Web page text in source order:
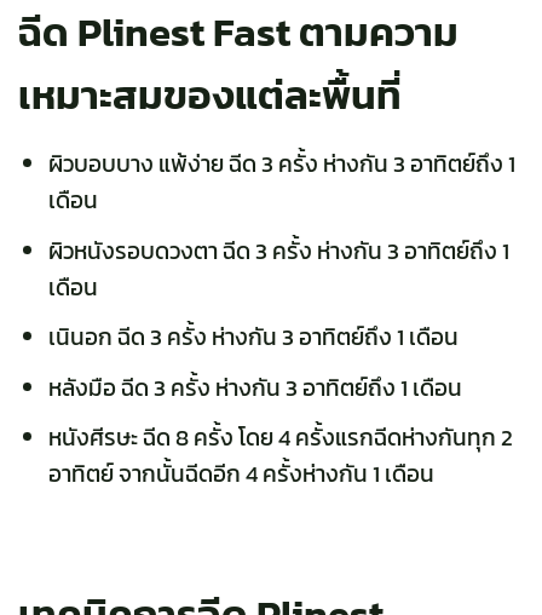
ฉีด Plinest Fastตามความ
เหมาะสมของแต่ละพื้นที่
ผิวบอบบาง แพ้ง่าย ฉีด 3 ครั้ง ห่างกัน 3 อาทิตย์ถึง 1
เดือน
ผิวหนังรอบดวงตา ฉีด 3 ครั้ง ห่างกัน 3 อาทิตย์ถึง 1
เดือน
เนินอก ฉีด 3 ครั้ง ห่างกัน 3 อาทิตย์ถึง 1 เดือน
หลังมือ ฉีด 3 ครั้ง ห่างกัน 3 อาทิตย์ถึง 1 เดือน
หนังศีรษะ ฉีด 8 ครั้ง โดย 4 ครั้งแรกฉีดห่างกันทุก 2
อาทิตย์ จากนั้นฉีดอีก 4 ครั้งห่างกัน 1 เดือน